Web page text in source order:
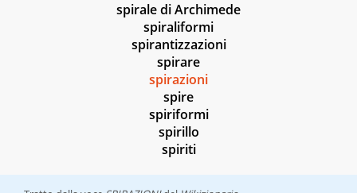
spirale di Archimede
spiraliformi
spirantizzazioni
spirare
spirazioni
spire
spiriformi
spirillo
spiriti